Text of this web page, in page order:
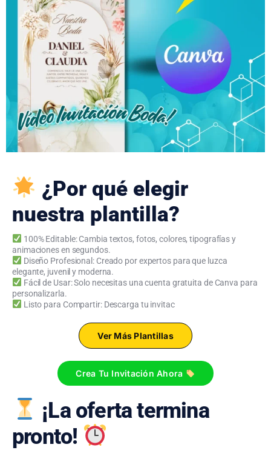
¿Por qué elegir
nuestra plantilla?
100% Editable: Cambia textos, fotos, colores, tipografías y
animaciones en segundos.
Diseño Profesional: Creado por expertos para que luzca
elegante, juvenil y moderna.
Fácil de Usar: Solo necesitas una cuenta gratuita de Canva para
personalizarla.
Listo para Compartir: Descarga tu invitac
Ver Más Plantillas
Crea Tu Invitación Ahora
¡La oferta termina
pronto!